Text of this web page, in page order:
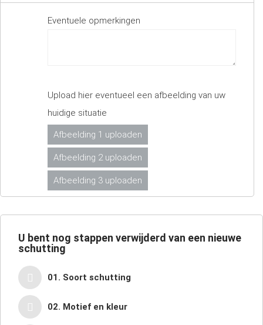
Eventuele opmerkingen
Upload hier eventueel een afbeelding van uw
huidige situatie
Afbeelding 1 uploaden
Afbeelding 2 uploaden
Afbeelding 3 uploaden
U bent nog stappen verwijderd van een nieuwe
schutting
01. Soort schutting
02. Motief en kleur